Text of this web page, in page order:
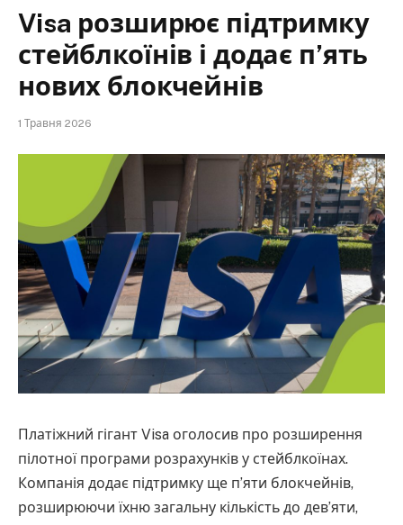
Visa розширює підтримку
стейблкоїнів і додає п’ять
нових блокчейнів
1 Травня 2026
Платіжний гігант Visa оголосив про розширення
пілотної програми розрахунків у стейблкоїнах.
Компанія додає підтримку ще п’яти блокчейнів,
розширюючи їхню загальну кількість до дев’яти,